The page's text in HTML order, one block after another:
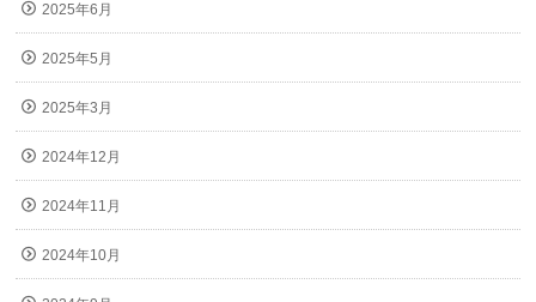
2025年6月
2025年5月
2025年3月
2024年12月
2024年11月
2024年10月